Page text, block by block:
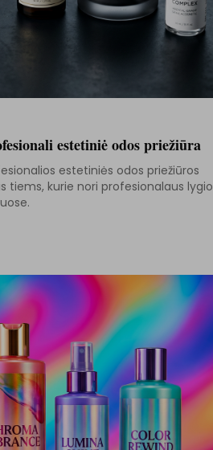
estetiniė odos priežiūra
estetiniės odos priežiūros
tiems, kurie nori profesionalaus lygio